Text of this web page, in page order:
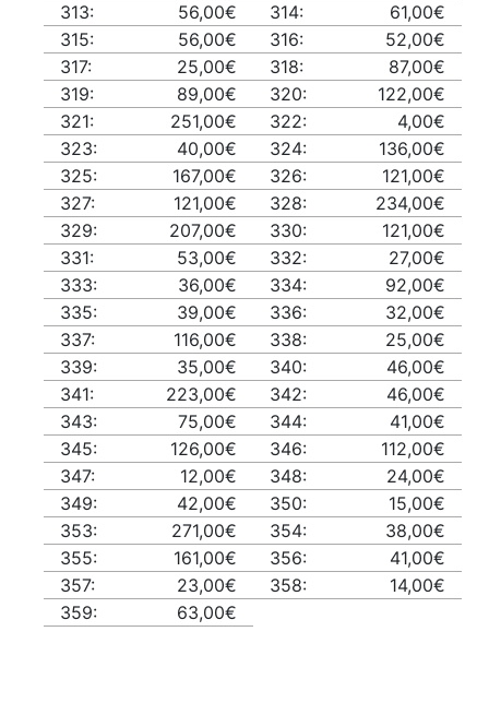
313:
56,00€ 314:
61,00€
315:
56,00€ 316:
52,00€
317:
25,00€ 318:
87,00€
319:
89,00€ 320:
122,00€
321:
251,00€ 322:
4,00€
323:
40,00€ 324:
136,00€
325:
167,00€ 326:
121,00€
327:
121,00€ 328:
234,00€
329:
207,00€ 330:
121,00€
331:
53,00€ 332:
27,00€
333:
36,00€ 334:
92,00€
335:
39,00€ 336:
32,00€
337:
116,00€ 338:
25,00€
339:
35,00€ 340:
46,00€
341:
223,00€ 342:
46,00€
343:
75,00€ 344:
41,00€
345:
126,00€ 346:
112,00€
347:
12,00€ 348:
24,00€
349:
42,00€ 350:
15,00€
353:
271,00€ 354:
38,00€
355:
161,00€ 356:
41,00€
357:
23,00€ 358:
14,00€
359:
63,00€